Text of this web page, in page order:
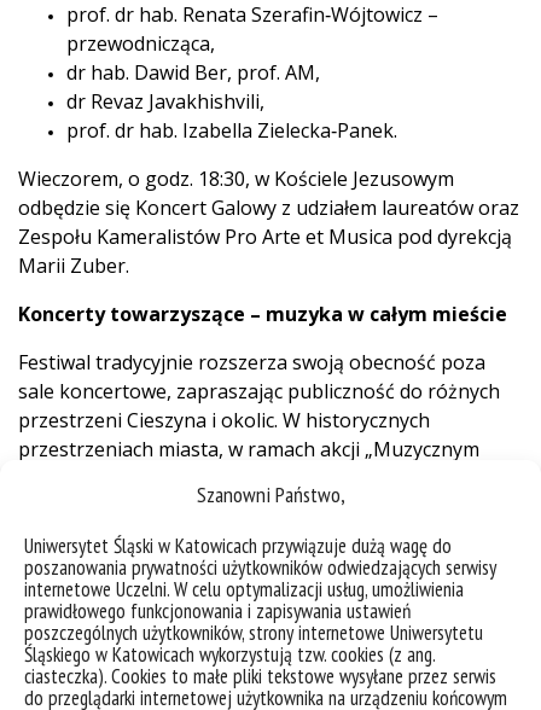
Szanowni Państwo,
Uniwersytet Śląski w Katowicach przywiązuje dużą wagę do
poszanowania prywatności użytkowników odwiedzających serwisy
internetowe Uczelni. W celu optymalizacji usług, umożliwienia
prawidłowego funkcjonowania i zapisywania ustawień
poszczególnych użytkowników, strony internetowe Uniwersytetu
Śląskiego w Katowicach wykorzystują tzw. cookies (z ang.
ciasteczka). Cookies to małe pliki tekstowe wysyłane przez serwis
do przeglądarki internetowej użytkownika na urządzeniu końcowym
prof. dr hab. Renata Szerafin‑Wójtowicz –
przewodnicząca,
dr hab. Dawid Ber, prof. AM,
dr Revaz Javakhishvili,
prof. dr hab. Izabella Zielecka‑Panek.
Wieczorem, o godz. 18:30, w Kościele Jezusowym
odbędzie się Koncert Galowy z udziałem laureatów oraz
Zespołu Kameralistów Pro Arte et Musica pod dyrekcją
Marii Zuber.
Koncerty towarzyszące – muzyka w całym mieście
Festiwal tradycyjnie rozszerza swoją obecność poza
sale koncertowe, zapraszając publiczność do różnych
przestrzeni Cieszyna i okolic. W historycznych
przestrzeniach miasta, w ramach akcji „Muzycznym
chóry festiwalowe wystąpią w czterech symbolicznych
lokalizacjach: Rynek w Cieszynie, Studnia Trzech Braci,
Rotunda św. Mikołaja. Wieża Piastowska
Koncerty towarzyszące obejmują również wydarzenia w
pobliskich miejscowościach – Ustroniu, Goleszowie i
Łukowie Śląskim – podkreślając regionalny zasięg
festiwalu i jego otwartość na różnorodne przestrzenie